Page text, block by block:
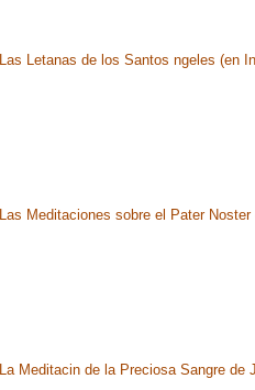
Las Letanas de los Santos ngeles (en
Las Meditaciones sobre el Pater Noster
La Meditacin de la Preciosa Sangre de